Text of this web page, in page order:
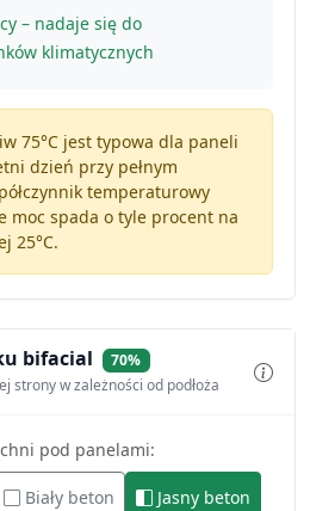
– nadaje się do
klimatycznych
75°C jest typowa dla paneli
dzień przy pełnym
temperaturowy
moc spada o tyle procent na
25°C.
bifacial
70%
strony w zależności od podłoża
pod panelami:
Biały beton Jasny beton